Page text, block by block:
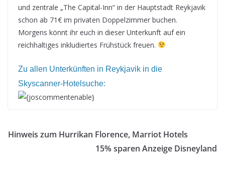
und zentrale „The Capital-Inn“ in der Hauptstadt Reykjavik
schon ab 71€ im privaten Doppelzimmer buchen.
Morgens könnt ihr euch in dieser Unterkunft auf ein
reichhaltiges inkludiertes Frühstück freuen.
Zu allen Unterkünften in Reykjavik in die
Skyscanner-Hotelsuche:
{joscommentenable}
Hinweis zum Hurrikan Florence, Marriot Hotels
15% sparen Anzeige Disneyland